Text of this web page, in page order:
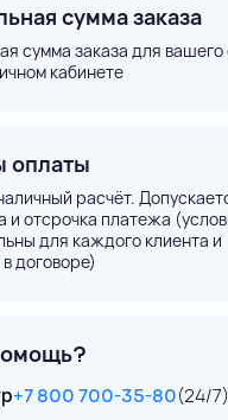
сумма заказа
сумма заказа для
кабинете
оплаты
расчёт.
и отсрочка платежа
для каждого клиента и
договоре)
+7 800 700-35-80(24/7)